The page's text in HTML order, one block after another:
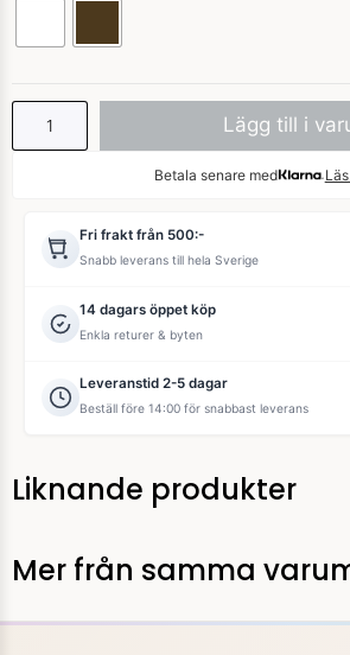
Lägg till i
Betala senare med
Fri frakt från 500:-
Snabb leverans till hela Sverige
14 dagars öppet köp
Enkla returer & byten
Leveranstid 2-5 dagar
Beställ före 14:00 för snabbast leverans
Liknande produkter
Mer från samma